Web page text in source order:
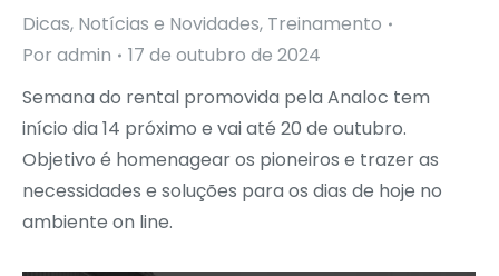
Dicas, Notícias e Novidades, Treinamento
Por admin
17 de outubro de 2024
Semana do rental promovida pela Analoc tem
início dia 14 próximo e vai até 20 de outubro.
Objetivo é homenagear os pioneiros e trazer as
necessidades e soluções para os dias de hoje no
ambiente on line.